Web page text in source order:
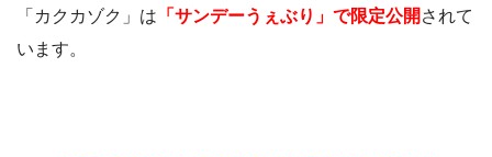
「カクカゾク」は 「サンデーうぇぶり」で限定公開 されて
います。